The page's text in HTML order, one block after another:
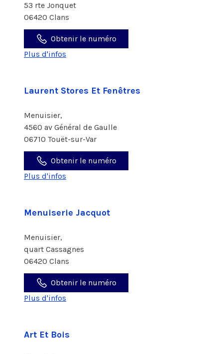
53 rte Jonquet
06420 Clans
Obtenir le numéro
Plus d'infos
Laurent Stores Et Fenêtres
Menuisier,
4560 av Général de Gaulle
06710 Touët-sur-Var
Obtenir le numéro
Plus d'infos
Menuiserie Jacquot
Menuisier,
quart Cassagnes
06420 Clans
Obtenir le numéro
Plus d'infos
Art Et Bois